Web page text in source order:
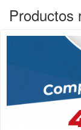
Productos